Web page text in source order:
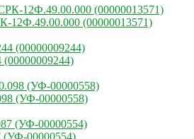
12Ф.49.00.000 (00000013571)
(УФ-00000558)
00000554)